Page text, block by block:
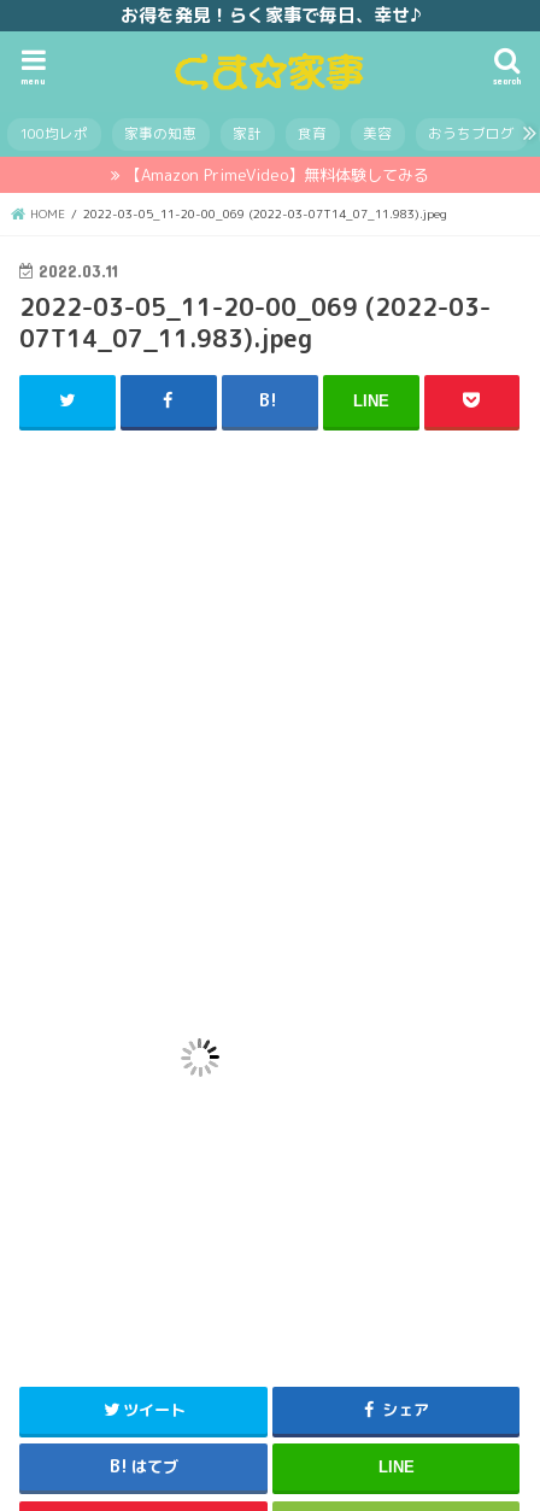
お得を発見！らく家事で毎日、幸せ♪
search
menu
100均レポ 家事の知恵 家計 食育 美容 おうちブログ
【Amazon PrimeVideo】無料体験してみる
HOME 2022-03-05_11-20-00_069 (2022-03-07T14_07_11.983).jpeg
2022.03.11
2022-03-05_11-20-00_069 (2022-03-
07T14_07_11.983).jpeg
LINE
ツイート シェア
はてブ LINE